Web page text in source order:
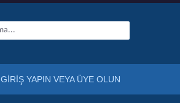
GIRIŞ YAPIN VEYA ÜYE OLUN